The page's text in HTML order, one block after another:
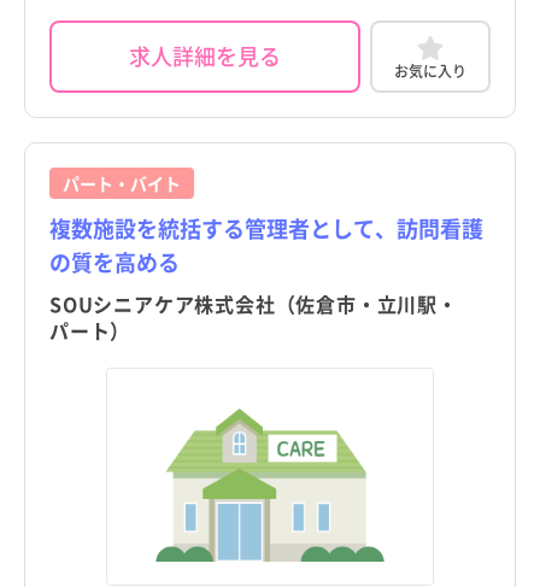
求人詳細を見る お気に入り
パート・バイト
複数施設を統括する管理者として、訪問看護
の質を高める
SOUシニアケア株式会社（佐倉市・立川駅・
パート）